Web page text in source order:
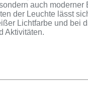
auch moderner
der Leuchte lässt
Lichtfarbe und bei
Aktivitäten.